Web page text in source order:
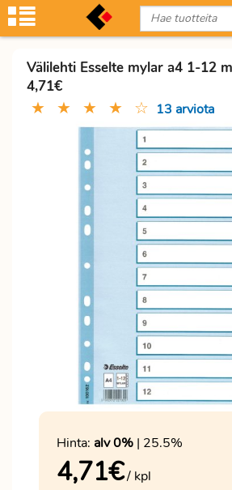
Välilehti Esselte mylar a4 1-12
4,71€
★ ★ ★ ★ ☆ 13 arviota
Hinta: alv 0% | 25.5%
4,71€/ kpl